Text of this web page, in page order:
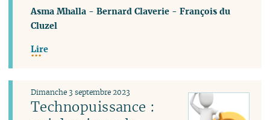
Asma Mhalla -Bernard Claverie -François du
Cluzel
Lire
Technopuissance :
Dimanche 3 septembre 2023